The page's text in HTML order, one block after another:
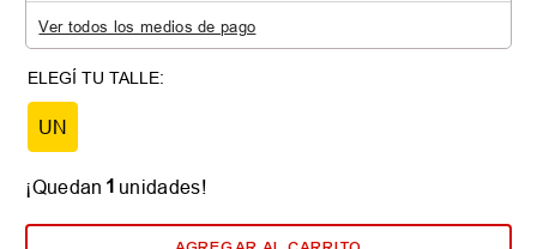
Ver todos los medios de pago
UN
¡Quedan 1 unidades!